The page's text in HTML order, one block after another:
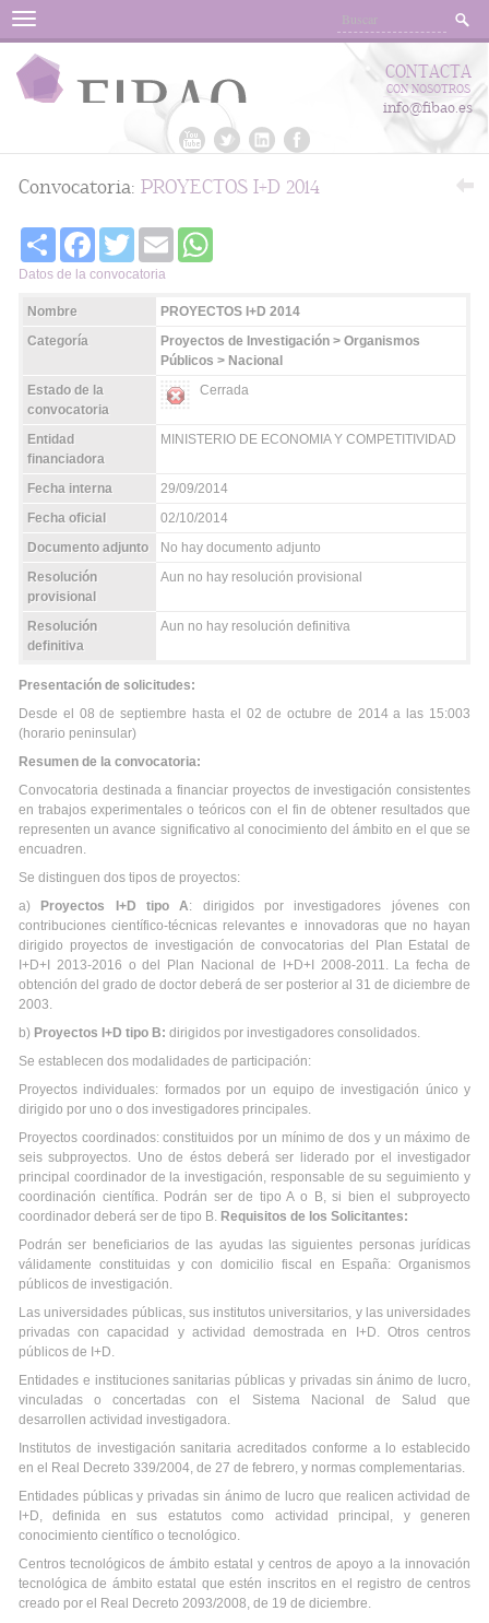
Menu
CONTACTA
CON NOSOTROS
info@fibao.es
Convocatoria: PROYECTOS I+D 2014
Share FacebookTwitter Email
Datos de la convocatoria
Nombre
PROYECTOS I+D 2014
Categoría
Proyectos de Investigación > Organismos
Públicos > Nacional
Estado de la
convocatoria
Cerrada
Entidad
financiadora
MINISTERIO DE ECONOMIA Y COMPETITIVIDAD
Fecha interna
29/09/2014
Fecha oficial
02/10/2014
Documento adjunto
No hay documento adjunto
Resolución
provisional
Aun no hay resolución provisional
Resolución
definitiva
Aun no hay resolución definitiva
Presentación de solicitudes:
Desde el 08 de septiembre hasta el 02 de octubre de 2014 a las 15:003
(horario peninsular)
Resumen de la convocatoria:
Convocatoria destinada a financiar proyectos de investigación consistentes
en trabajos experimentales o teóricos con el fin de obtener resultados que
representen un avance significativo al conocimiento del ámbito en el que se
encuadren.
Se distinguen dos tipos de proyectos:
a)
Proyectos I+D tipo A: dirigidos por investigadores jóvenes con
contribuciones científico-técnicas relevantes e innovadoras que no hayan
dirigido proyectos de investigación de convocatorias del Plan Estatal de
I+D+I 2013-2016 o del Plan Nacional de I+D+I 2008-2011. La fecha de
obtención del grado de doctor deberá de ser posterior al 31 de diciembre de
2003.
b) Proyectos I+D tipo B: dirigidos por investigadores consolidados.
Se establecen dos modalidades de participación:
Proyectos individuales: formados por un equipo de investigación único y
dirigido por uno o dos investigadores principales.
Proyectos coordinados:constituidos por un mínimo de dos y un máximo de
seis subproyectos. Uno de éstos deberá ser liderado por el investigador
principal coordinador de la investigación, responsable de su seguimiento y
coordinación científica. Podrán ser de tipo A o B, si bien el subproyecto
coordinador deberá ser de tipo B. Requisitos de los Solicitantes:
Podrán ser beneficiarios de las ayudas las siguientes personas jurídicas
válidamente constituidas y con domicilio fiscal en España: Organismos
públicos de investigación.
Las universidades públicas, sus institutos universitarios, y las universidades
privadas con capacidad y actividad demostrada en I+D. Otros centros
públicos de I+D.
Entidades e instituciones sanitarias públicas y privadas sin ánimo de lucro,
vinculadas o concertadas con el Sistema Nacional de Salud que
desarrollen actividad investigadora.
Institutos de investigación sanitaria acreditados conforme a lo establecido
en el Real Decreto 339/2004, de 27 de febrero, y normas complementarias.
Entidades públicas y privadas sin ánimo de lucro que realicen actividad de
I+D, definida en sus estatutos como actividad principal, y generen
conocimiento científico o tecnológico.
Centros tecnológicos de ámbito estatal y centros de apoyo a la innovación
tecnológica de ámbito estatal que estén inscritos en el registro de centros
creado por el Real Decreto 2093/2008, de 19 de diciembre.